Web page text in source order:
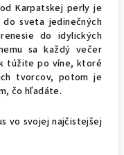
Karpatskej perly je
sveta jedinečných
do idylických
sa každý večer
túžite po víne, ktoré
tvorcov, potom je
čo hľadáte.
vo svojej najčistejšej